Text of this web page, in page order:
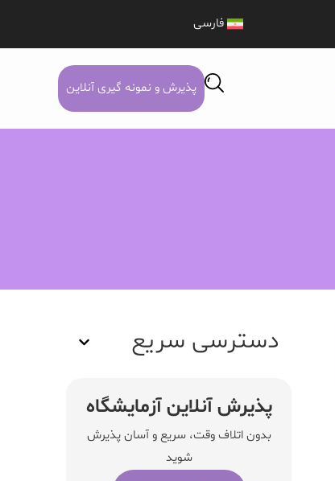
فارسی
پذیرش و نمونه گیری آنلاین
دسترسی سریع
پذیرش آنلاین آزمایشگاه
بدون اتلاف وقت، سریع و آسان پذیرش
شوید